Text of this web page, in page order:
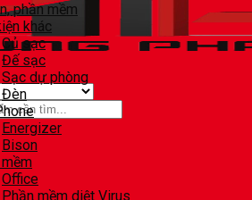
phần mềm
khác
Củ sạc
Đế sạc
Sạc dự phòng
Đèn
Energizer
Bison
Office
Phần mềm diệt Virus